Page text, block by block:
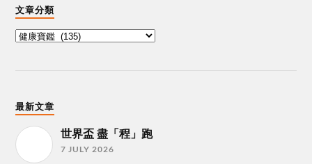
文章分類
最新文章
世界盃 盡「程」跑
7 JULY 2026